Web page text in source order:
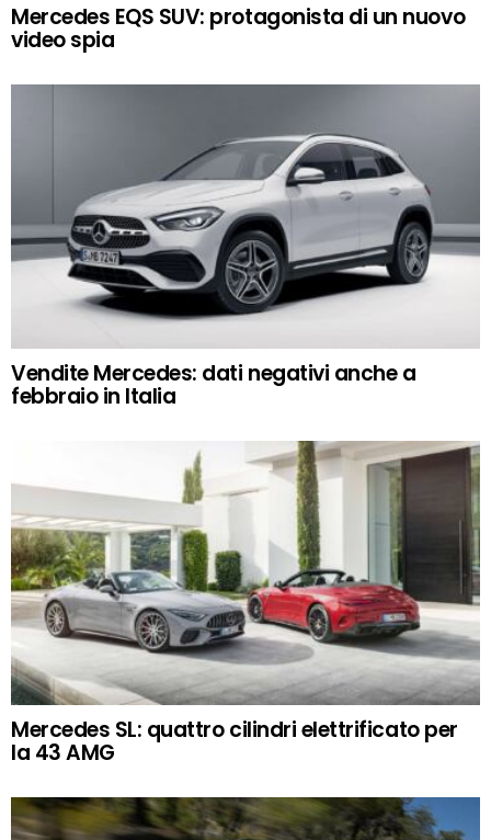
Mercedes EQS SUV: protagonista di un nuovo
video spia
Vendite Mercedes: dati negativi anche a
febbraio in Italia
Mercedes SL: quattro cilindri elettrificato per
la 43 AMG